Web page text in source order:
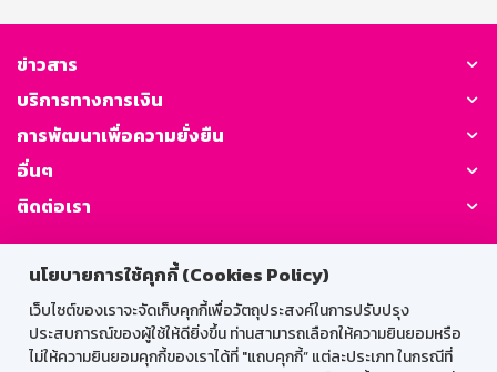
นโยบายการใช้คุกกี้ (Cookies Policy)
เว็บไซต์ของเราจะจัดเก็บคุกกี้เพื่อวัตถุประสงค์ในการปรับปรุง
ประสบการณ์ของผู้ใช้ให้ดียิ่งขึ้น ท่านสามารถเลือกให้ความยินยอมหรือ
ไม่ให้ความยินยอมคุกกี้ของเราได้ที่ "แถบคุกกี้” แต่ละประเภท ในกรณีที่
ข่าวสาร
บริการทางการเงิน
การพัฒนาเพื่อความยั่งยืน
อื่นๆ
ติดต่อเรา
GSB Society:
สำหรับพนักงาน